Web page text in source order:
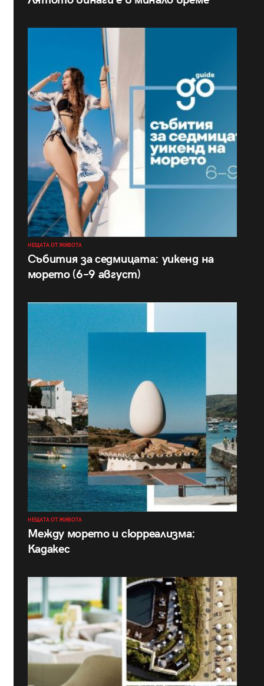
НЕЩАТА ОТ ЖИВОТА
Събития за седмицата: уикенд на
морето (6–9 август)
НЕЩАТА ОТ ЖИВОТА
Между морето и сюрреализма:
Кадакес